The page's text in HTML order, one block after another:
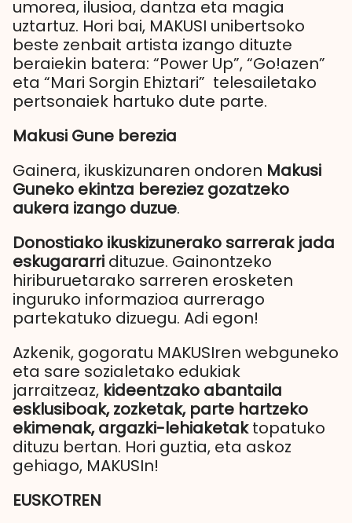
umorea, ilusioa, dantza eta magia
uztartuz. Hori bai, MAKUSI unibertsoko
beste zenbait artista izango dituzte
beraiekin batera: “Power Up”, “Go!azen”
eta “Mari Sorgin Ehiztari” telesailetako
pertsonaiek hartuko dute parte.
Makusi Gune berezia
Gainera, ikuskizunaren ondoren Makusi
Guneko ekintza bereziez gozatzeko
aukera izango duzue.
Donostiako ikuskizunerako sarrerak jada
eskugararri dituzue. Gainontzeko
hiriburuetarako sarreren erosketen
inguruko informazioa aurrerago
partekatuko dizuegu. Adi egon!
Azkenik, gogoratu MAKUSIren webguneko
eta sare sozialetako edukiak
jarraitzeaz, kideentzako abantaila
esklusiboak, zozketak, parte hartzeko
ekimenak, argazki-lehiaketaktopatuko
dituzu bertan. Hori guztia, eta askoz
gehiago, MAKUSIn!
EUSKOTREN